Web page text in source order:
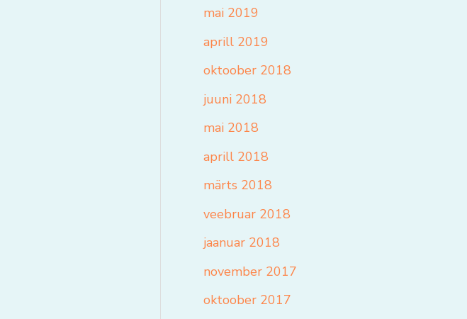
mai 2019
aprill 2019
oktoober 2018
juuni 2018
mai 2018
aprill 2018
märts 2018
veebruar 2018
jaanuar 2018
november 2017
oktoober 2017